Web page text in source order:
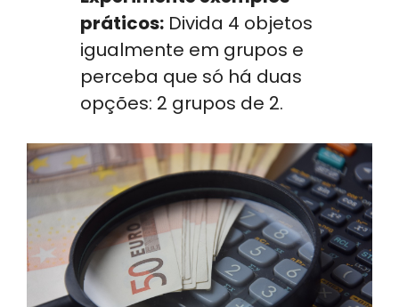
práticos: Divida 4 objetos
igualmente em grupos e
perceba que só há duas
opções: 2 grupos de 2.